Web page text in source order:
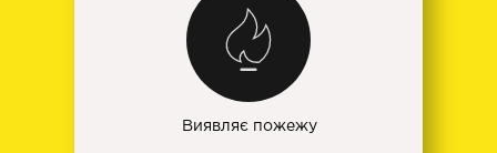
Виявляє пожежу